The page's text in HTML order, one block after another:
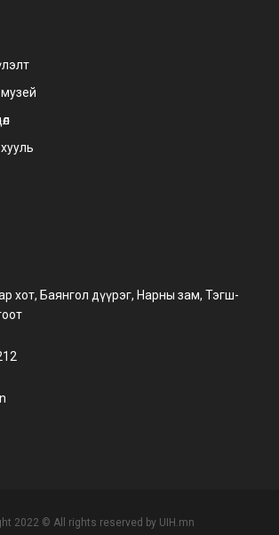
хот, Баянгол дүүрэг, Нарны зам, Тэгш-
2022 © All rights reserved by UIH.mn